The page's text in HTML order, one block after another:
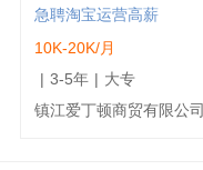
急聘淘宝运营高薪
10K-20K/月
| 3-5年 | 大专
镇江爱丁顿商贸有限公司